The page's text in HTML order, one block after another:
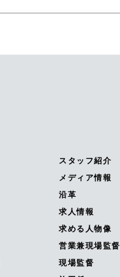
スタッフ紹介
メディア情報
沿革
求人情報
求める人物像
営業兼現場監督
現場監督